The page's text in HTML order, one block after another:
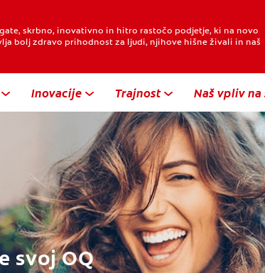
skrbno, inovativno in hitro rastočo podjetje, ki na novo
bolj zdravo prihodnost za ljudi, njihove hišne živali in naš
Inovacije Trajnost Naš vpliv
svoj OQ